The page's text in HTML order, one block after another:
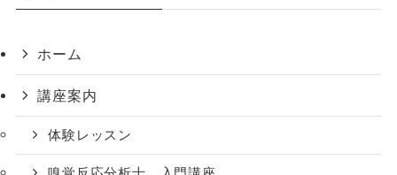
ホーム
講座案内
体験レッスン